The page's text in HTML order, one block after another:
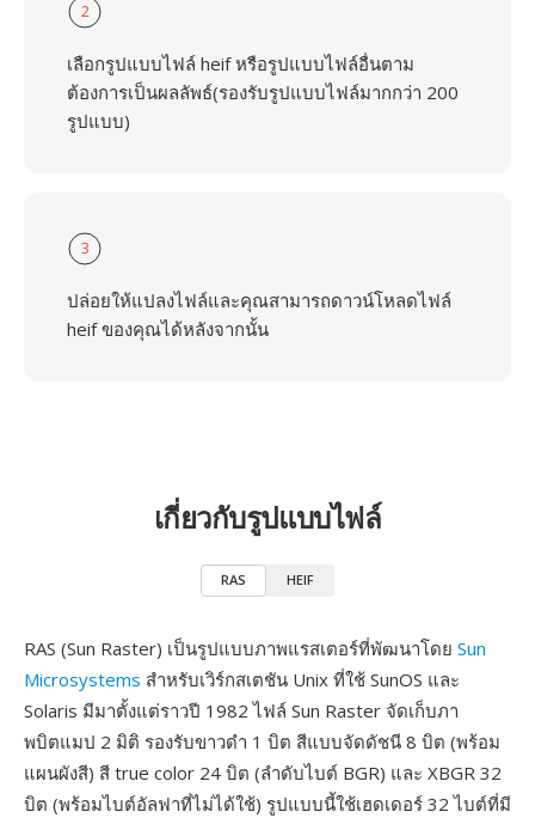
2
เลือกรูปแบบไฟล์ heif หรือรูปแบบไฟล์อื่นตาม
ต้องการเป็นผลลัพธ์(รองรับรูปแบบไฟล์มากกว่า 200
รูปแบบ)
3
ปล่อยให้แปลงไฟล์และคุณสามารถดาวน์โหลดไฟล์
heif ของคุณได้หลังจากนั้น
เกี่ยวกับรูปแบบไฟล์
RAS HEIF
RAS (Sun Raster) เป็นรูปแบบภาพแรสเตอร์ที่พัฒนาโดย Sun
Microsystems สำหรับเวิร์กสเตชัน Unix ที่ใช้ SunOS และ
Solaris มีมาตั้งแต่ราวปี 1982 ไฟล์ Sun Raster จัดเก็บภา
พบิตแมป 2 มิติ รองรับขาวดำ 1 บิต สีแบบจัดดัชนี 8 บิต (พร้อม
แผนผังสี) สี true color 24 บิต (ลำดับไบต์ BGR) และ XBGR 32
บิต (พร้อมไบต์อัลฟาที่ไม่ได้ใช้) รูปแบบนี้ใช้เฮดเดอร์ 32 ไบต์ที่มี